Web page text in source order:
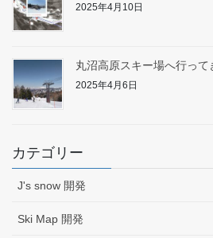
2025年4月10日
丸沼高原スキー場へ行って
2025年4月6日
カテゴリー
J's snow 開発
Ski Map 開発